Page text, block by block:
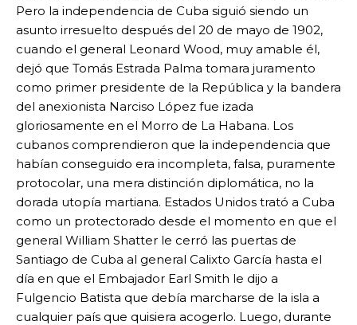
Pero la independencia de Cuba siguió siendo un
asunto irresuelto después del 20 de mayo de 1902,
cuando el general Leonard Wood, muy amable él,
dejó que Tomás Estrada Palma tomara juramento
como primer presidente de la República y la bandera
del anexionista Narciso López fue izada
gloriosamente en el Morro de La Habana. Los
cubanos comprendieron que la independencia que
habían conseguido era incompleta, falsa, puramente
protocolar, una mera distinción diplomática, no la
dorada utopía martiana. Estados Unidos trató a Cuba
como un protectorado desde el momento en que el
general William Shatter le cerró las puertas de
Santiago de Cuba al general Calixto García hasta el
día en que el Embajador Earl Smith le dijo a
Fulgencio Batista que debía marcharse de la isla a
cualquier país que quisiera acogerlo. Luego, durante